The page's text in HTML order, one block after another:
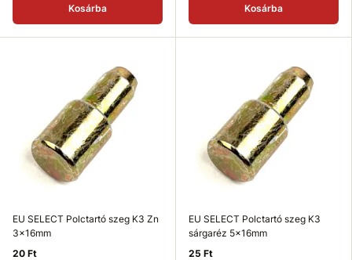
Kosárba Kosárba
EU SELECT Polctartó szeg K3 Zn
3x16mm
20 Ft
EU SELECT Polctartó szeg K3
sárgaréz 5x16mm
25 Ft